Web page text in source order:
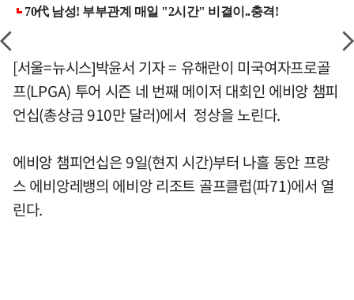
[서울=뉴시스]박윤서 기자 = 유해란이 미국여자프로골
프(LPGA) 투어 시즌 네 번째 메이저 대회인 에비앙 챔피
언십(총상금 910만 달러)에서 정상을 노린다.
에비앙 챔피언십은 9일(현지 시간)부터 나흘 동안 프랑
스 에비앙레뱅의 에비앙 리조트 골프클럽(파71)에서 열
린다.